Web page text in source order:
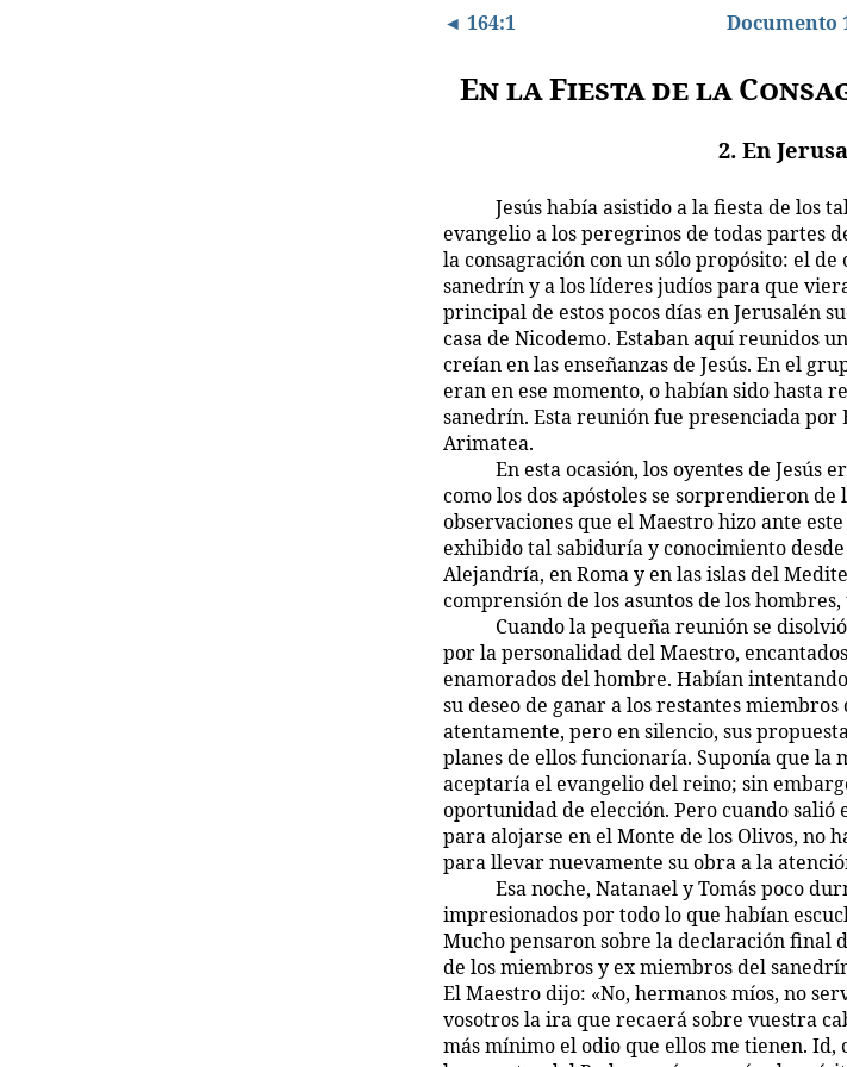
◄ 164:1 Documento
En la Fiesta de la
2. En
Jesús había asistido a la fiesta de los
evangelio a los peregrinos de todas partes
la consagración con un sólo propósito: el
sanedrín y a los líderes judíos para que
principal de estos pocos días en Jerusalén
casa de Nicodemo. Estaban aquí reunidos
creían en las enseñanzas de Jesús. En el
eran en ese momento, o habían sido hasta
sanedrín. Esta reunión fue presenciada por
Arimatea.
En esta ocasión, los oyentes de Jesús
como los dos apóstoles se sorprendieron
observaciones que el Maestro hizo ante
exhibido tal sabiduría y conocimiento
Alejandría, en Roma y en las islas del
comprensión de los asuntos de los
Cuando la pequeña reunión se
por la personalidad del Maestro,
enamorados del hombre. Habían
su deseo de ganar a los restantes
atentamente, pero en silencio, sus
planes de ellos funcionaría. Suponía que la
aceptaría el evangelio del reino; sin
oportunidad de elección. Pero cuando salió
para alojarse en el Monte de los Olivos, no
para llevar nuevamente su obra a la
Esa noche, Natanael y Tomás poco
impresionados por todo lo que habían
Mucho pensaron sobre la declaración final
de los miembros y ex miembros del
El Maestro dijo: «No, hermanos míos, no
vosotros la ira que recaerá sobre vuestra
más mínimo el odio que ellos me tienen. Id,